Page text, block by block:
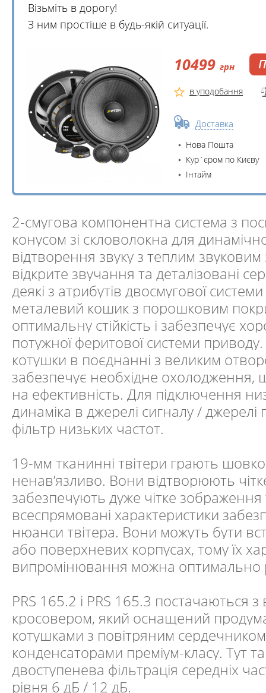
Візьміть в дорогу!
З ним простіше в будь-якій ситуації.
10499 грн
в уподобання
Доставка
Нова Пошта
Кур`єром по Києву
Інтайм
2-смугова компонентна система з
конусом зі скловолокна для
відтворення звуку з теплим
відкрите звучання та деталізовані
деякі з атрибутів двосмугової
металевий кошик з порошковим
оптимальну стійкість і забезпечує
потужної феритової системи
котушки в поєднанні з великим
забезпечує необхідне
на ефективність. Для підключення
динаміка в джерелі сигналу / джерелі
фільтр низьких частот.
19-мм тканинні твітери грають
ненав’язливо. Вони відтворюють
забезпечують дуже чітке зображення
всеспрямовані характеристики
нюанси твітера. Вони можуть бути
або поверхневих корпусах, тому їх
випромінювання можна оптимально
PRS 165.2 і PRS 165.3 постачаються з
кросовером, який оснащений
котушками з повітряним
конденсаторами преміум-класу. Тут
двоступенева фільтрація середніх
рівня 6 дБ / 12 дБ.